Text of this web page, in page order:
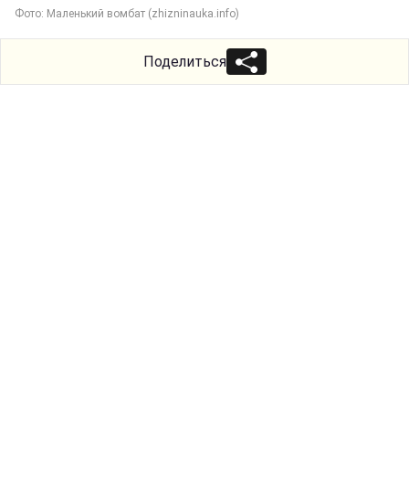
Фото: Маленький вомбат (zhizninauka.info)
Поделиться